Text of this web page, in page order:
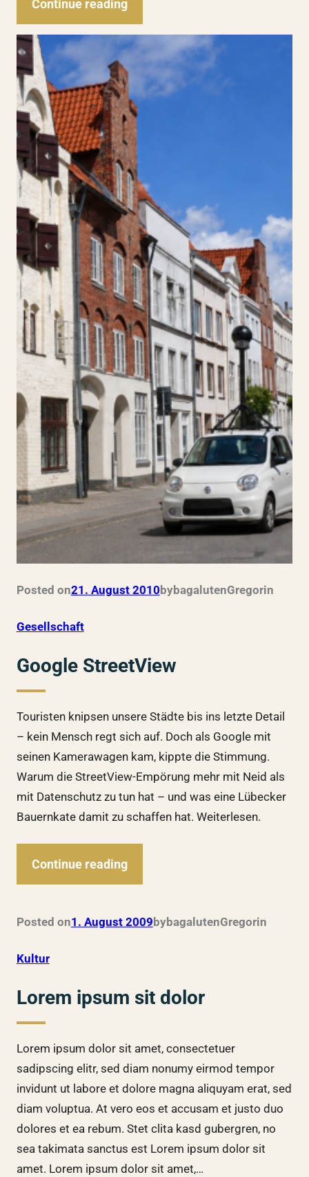
Continue reading
Posted on21. August 2010 bybagalutenGregorin
Gesellschaft
Google StreetView
Touristen knipsen unsere Städte bis ins letzte Detail
– kein Mensch regt sich auf. Doch als Google mit
seinen Kamerawagen kam, kippte die Stimmung.
Warum die StreetView-Empörung mehr mit Neid als
mit Datenschutz zu tun hat – und was eine Lübecker
Bauernkate damit zu schaffen hat. Weiterlesen.
Continue reading
Posted on1. August 2009 bybagalutenGregorin
Kultur
Lorem ipsum sit dolor
Lorem ipsum dolor sit amet, consectetuer
sadipscing elitr, sed diam nonumy eirmod tempor
invidunt ut labore et dolore magna aliquyam erat, sed
diam voluptua. At vero eos et accusam et justo duo
dolores et ea rebum. Stet clita kasd gubergren, no
sea takimata sanctus est Lorem ipsum dolor sit
amet. Lorem ipsum dolor sit amet,…